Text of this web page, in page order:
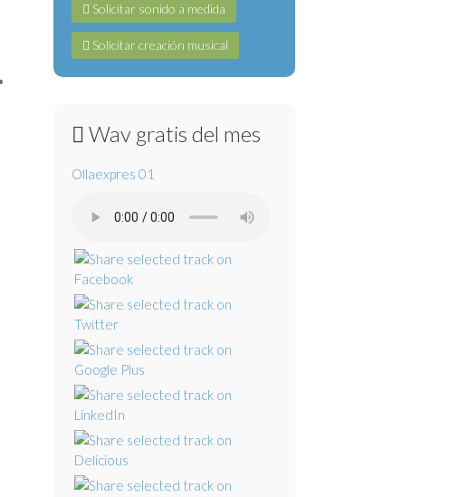
Solicitar sonido a medida
Solicitar creación musical
Wav gratis del mes
Ollaexpres 01